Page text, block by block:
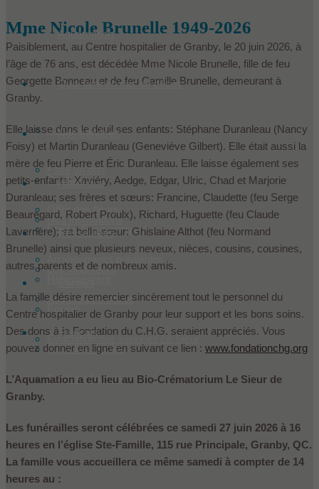
Aquamation
Quoi faire en cas de décès
Condoléances
Faire un don
Offrir des fleurs
Nos services
Produits
Nos installations
Arrangements préalables
Assurances décès
Évaluation des services Le Sieur
Historique
Les Le Sieur innovent
Les fondateurs
Équipe
Dans les médias
Ressources
Français
English(Anglais )
Mme Nicole Brunelle 1949-2026
Paisiblement, au Centre hospitalier de Granby, le 20 juin 2026, à
l’âge de 76 ans, est décédée Mme Nicole Brunelle, fille de feu
Georgette Bonneau et de feu Camille Brunelle, demeurant à
Granby.
Elle laisse dans le deuil ses enfants: Stéphane Duranleau (Nancy
Foisy) et Martin Duranleau (Geneviève Gilbert). Elle était aussi la
mère de feu Pierre et Éric Duranleau. Elle laisse également ses
petits-enfants: Xaviéry, Aedge, Edgar, Ulric, Chad et Marjorie
Duranleau; ses frères et sœurs: Francine, Claudette (feu Serge
Beauregard, Robert Proulx), Richard, Huguette (feu Claude
Laverrière); sa belle-sœur: Ghislaine Althot (feu Normand
Brunelle) ainsi que plusieurs neveux, nièces, cousins, cousines,
autres parents et de nombreux amis.
La famille désire remercier sincèrement tout le personnel du
Centre hospitalier de Granby pour leur support et les bons soins.
Des dons à la Fondation du C.H.G. seraient appréciés. Vous
pouvez donner en ligne en suivant ce lien : www.fondationchg.org
L’Aquamation a eu lieu au Bio-Crématorium Le Sieur de
Granby.
Les funérailles seront célébrées ce samedi 27 juin 2026 à 16
heures en l’église Ste-Famille, 115 rue Principale, Granby, QC.
La famille vous accueillera ce même samedi à compter de 14
heures au :